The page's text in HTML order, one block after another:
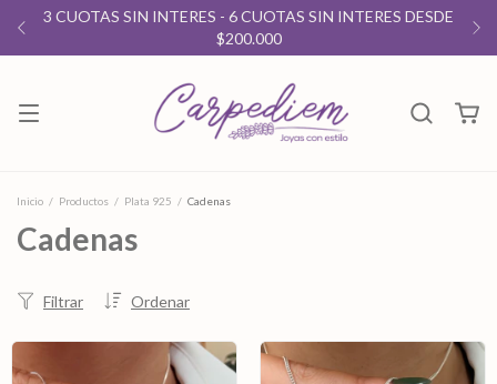
3 CUOTAS SIN INTERES - 6 CUOTAS SIN INTERES DESDE
$200.000
Inicio / Productos / Plata 925 / Cadenas
Cadenas
Ordenar
Filtrar